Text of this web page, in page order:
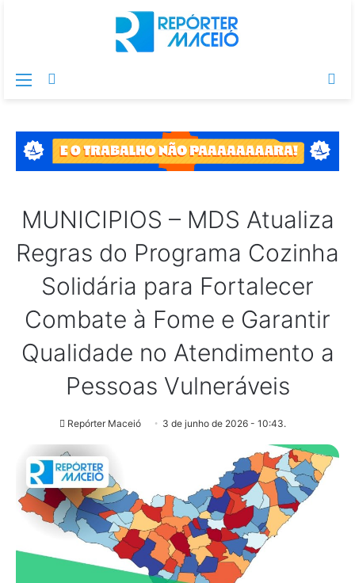
Menu
MUNICIPIOS – MDS Atualiza
Regras do Programa Cozinha
Solidária para Fortalecer
Combate à Fome e Garantir
Qualidade no Atendimento a
Pessoas Vulneráveis
Repórter Maceió 3 de junho de 2026 - 10:43.